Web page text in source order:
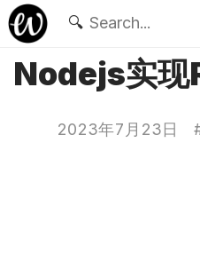
🔍
Nodejs实现
2023年7月23日